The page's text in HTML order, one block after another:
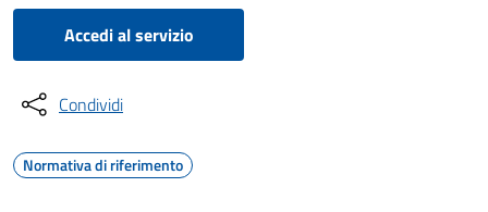
Accedi al servizio
Condividi
Normativa di riferimento